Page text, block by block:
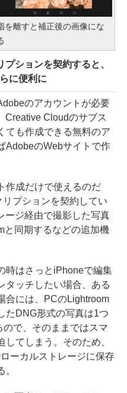
を離すと補正後の画像にな
ションを契約すると、
に便利に
のアカウントが必要
Creative Cloudのサブス
ても作成できる無料のア
AdobeのWebサイトで作
作成だけで使えるのだ
プションを契約してい
ージ経由で撮影した写真
と同期するなどの追加機
時はさっとiPhoneで編集
タッチしたい場合、ある
合には、PCのLightroom
たDNG形式の写真は1つ
で、そのままではスマ
てしまう。そのため、
ーカルストレージに保存